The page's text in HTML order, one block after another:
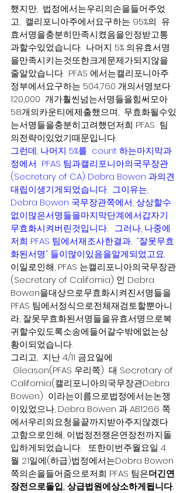
했지만,  법정에서는우리의손을들어주었
고,  캘리포니아주에서요구하는 95%의  유
효서명을충분히만족시켰음을인정받고통
과할수있었습니다.  나머지 5% 의유효서명
을만족시키는것또한크게문제가되지않을
줄알았습니다.  PFAS 에서는캘리포니아주
정부에서요구하는 504,760 개의서명보다
120,000  개가훨씬넘는서명들을힘써모아
58개의카운티에제출했으며,  무효화될수있
는서명들을충분히고려했던저희 PFAS  팀
의전략이있었기때문입니다.
그런데, 나머지 5%를  count 하는마지막과
정에서  PFAS 팀과캘리포니아의국무장관
(Secretary of CA) Debra Bowen 과의견
대립이생기게되었습니다.  그이유는,
Debra Bowen 국무장관쪽에서, 상상할수
없이많은서명들을마지막단계에서갑자기
무효화시켜버린것입니다.   그러나, 나중에
저희 PFAS 팀에서재조사한결과,  “잘못무효
화된서명” 들이많이있음을알게되었고요.
이일로인해, PFAS 는캘리포니아의국무장관
(Secretary of California) 인 Debra
Bowen을대상으로무효화시켜진서명들을
PFAS 팀에서정식으로전체재검토할뿐아니
라, 잘못무효화된서명들을유효서명으로복
귀할수있도록소송에들어갈수밖에없는상
황이되었습니다.
그리고,  지난 4/11 금요일에
Gleason(PFAS 우리쪽)  대 Secretary of
California(캘리포니아의국무장관Debra
Bowen)  이라는이름으로법정에서는논쟁
이있었으나, Debra Bowen 과 AB1266 쪽
에서우리의요청을끝까지받아주지않겠다
고함으로인해, 이법정전쟁은연장전까지돌
입하게되었습니다.   또한이번주월요일 4
월 21일에(하급)법정에서는Debra Bowen
쪽의손을들어줌으로저희 PFAS 팀은더긴연
장전으로돌입, 상급법원에상소하게됩니다.